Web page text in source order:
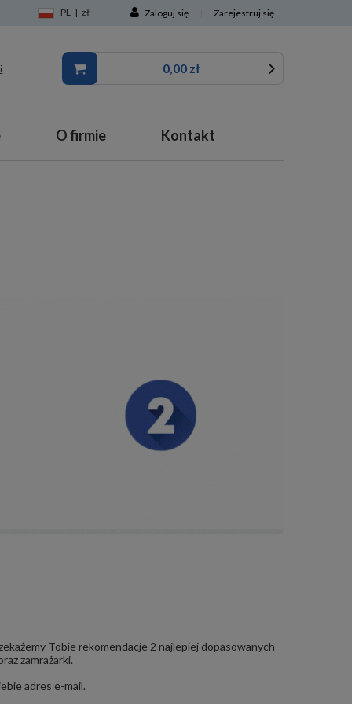
PL | zł Zaloguj się Zarejestruj się
0,00 zł
O firmie Kontakt
Tobie rekomendacje 2 najlepiej dopasowanych
zamrażarki.
adres e-mail.